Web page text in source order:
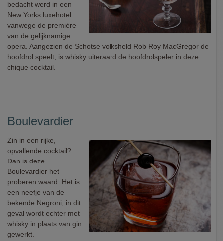
bedacht werd in een
New Yorks luxehotel
vanwege de première
van de gelijknamige
opera. Aangezien de Schotse volksheld Rob Roy MacGregor de
hoofdrol speelt, is whisky uiteraard de hoofdrolspeler in deze
chique cocktail.
Boulevardier
Zin in een rijke,
opvallende cocktail?
Dan is deze
Boulevardier het
proberen waard. Het is
een neefje van de
bekende Negroni, in dit
geval wordt echter met
whisky in plaats van gin
gewerkt.